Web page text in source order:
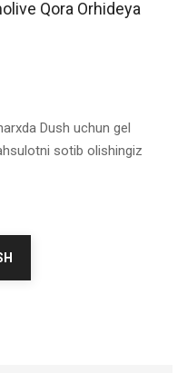
Qora Orhideya
Dush uchun gel
sotib olishingiz